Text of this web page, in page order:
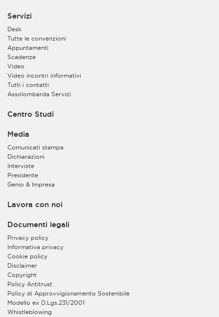
Servizi
Desk
Tutte le convenzioni
Appuntamenti
Scadenze
Video
Video incontri informativi
Tutti i contatti
Assolombarda Servizi
Centro Studi
Media
Comunicati stampa
Dichiarazioni
Interviste
Presidente
Genio & Impresa
Lavora con noi
Documenti legali
Privacy policy
Informativa privacy
Cookie policy
Disclaimer
Copyright
Policy Antitrust
Policy di Approvvigionamento Sostenibile
Modello ex D.Lgs.231/2001
Whistleblowing